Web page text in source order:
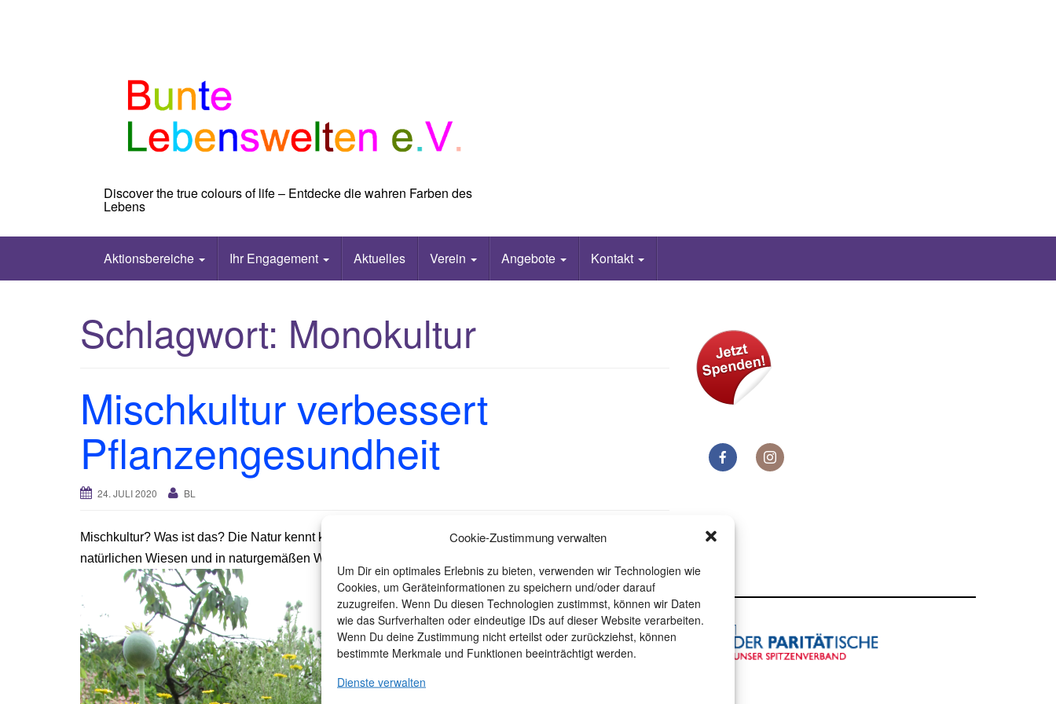
Cookie-Zustimmung verwalten
Um Dir ein optimales Erlebnis zu bieten, verwenden wir Technologien wie
Cookies, um Geräteinformationen zu speichern und/oder darauf
zuzugreifen. Wenn Du diesen Technologien zustimmst, können wir Daten
wie das Surfverhalten oder eindeutige IDs auf dieser Website verarbeiten.
Wenn Du deine Zustimmung nicht erteilst oder zurückziehst, können
bestimmte Merkmale und Funktionen beeinträchtigt werden.
Dienste verwalten
Discover the true colours of life – Entdecke die wahren Farben des
Lebens
Aktionsbereiche Ihr Engagement Aktuelles Verein Angebote Kontakt
Schlagwort: Monokultur
Mischkultur verbessert
Pflanzengesundheit
24. JULI 2020 BL
Mischkultur? Was ist das? Die Natur kennt keine Monokultur (Rasen, Maisäcker Fichtenwälder). Auf
natürlichen Wiesen und in naturgemäßen Wäldern wachsen Pflanzen nebeneinander in Vielfalt.
Es haben sich bestimmte
Pflanzengemeinschaften gegründet, die nicht
zufällig, sondern von der Natur (z. B. durch die
Bodenbeschaffenheit) vorgesehen, zusammen